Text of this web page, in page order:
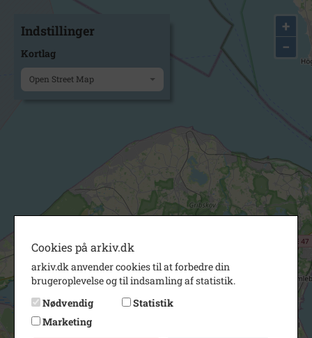
+
−
Indstillinger
Kortlag
Open Street Map
Cookies på arkiv.dk
arkiv.dk anvender cookies til at forbedre din
brugeroplevelse og til indsamling af statistik.
Nødvendig
Statistik
Marketing